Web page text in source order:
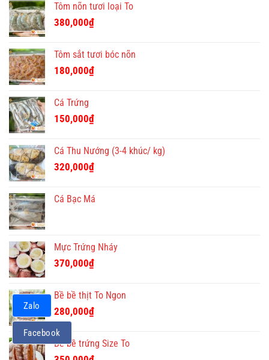
Tôm nõn tươi loại To
380,000₫
Tôm sắt tươi bóc nõn
180,000₫
Cá Trứng
150,000₫
Cá Thu Nướng (3-4 khúc/ kg)
320,000₫
Cá Bạc Má
Mực Trứng Nháy
370,000₫
Bề bề thịt To Ngon
280,000₫
Bề bề trứng Size To
Zalo
Facebook